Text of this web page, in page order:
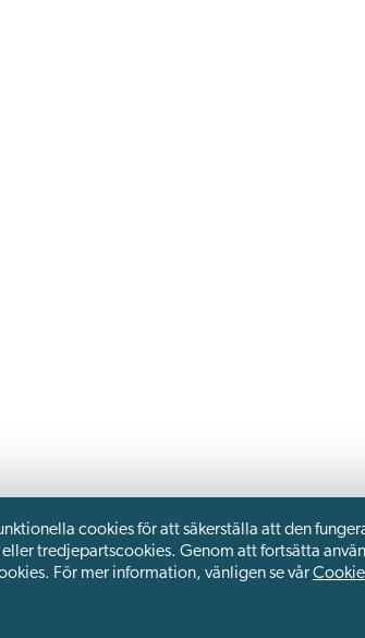
cookies för att säkerställa att den
tredjepartscookies. Genom att fortsätta
För mer information, vänligen se vår